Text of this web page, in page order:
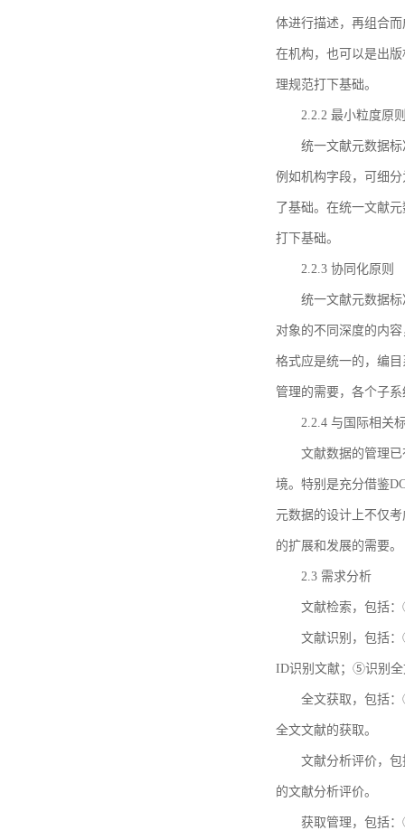
体进行描述，再组合
在机构，也可以是出
理规范打下基础。
2.2.2 最小粒度原
统一文献元数据
例如机构字段，可细
了基础。在统一文献
打下基础。
2.2.3 协同化原则
统一文献元数据
对象的不同深度的内
格式应是统一的，编
管理的需要，各个子
2.2.4 与国际相关
文献数据的管理
境。特别是充分借鉴
元数据的设计上不仅
的扩展和发展的需要。
2.3 需求分析
文献检索，包括
文献识别，包括
ID识别文献；⑤识别全
全文获取，包括
全文文献的获取。
文献分析评价，
的文献分析评价。
获取管理，包括